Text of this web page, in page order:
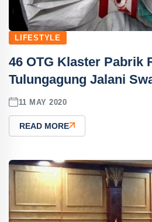
LIFESTYLE
46 OTG Klaster Pabrik
Tulungagung Jalani
11 MAY 2020
READ MORE